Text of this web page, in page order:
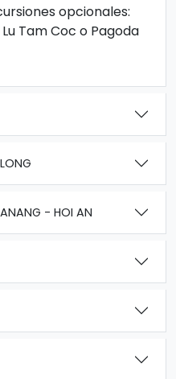
opcionales:
Tam Coc o Pagoda
- HOI AN